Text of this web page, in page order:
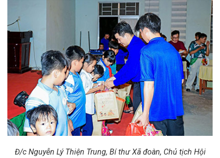
Đ/c Nguyễn Lý Thiện Trung, Bí thư Xã đoàn, Chủ tịch Hội